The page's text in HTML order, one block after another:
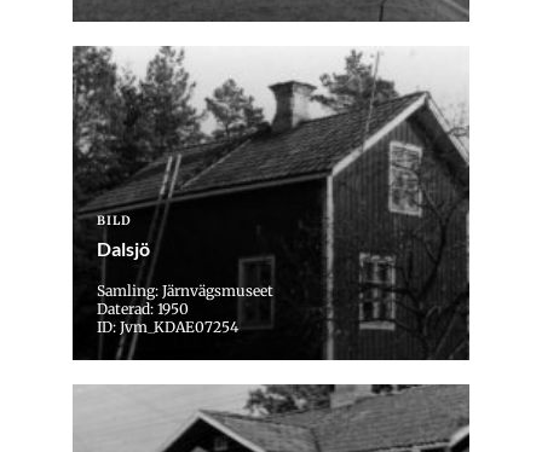
BILD
Dalsjö
Samling: Järnvägsmuseet
Daterad: 1950
ID: Jvm_KDAE07254